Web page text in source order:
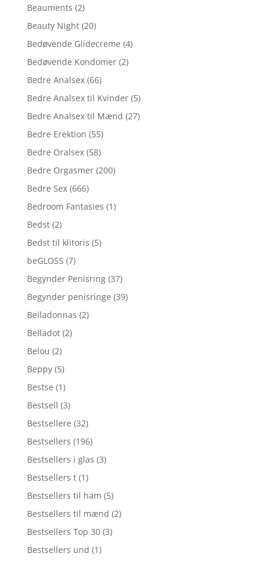
Beauments (2)
Beauty Night (20)
Bedøvende Glidecreme (4)
Bedøvende Kondomer (2)
Bedre Analsex (66)
Bedre Analsex til Kvinder (5)
Bedre Analsex til Mænd (27)
Bedre Erektion (55)
Bedre Oralsex (58)
Bedre Orgasmer (200)
Bedre Sex (666)
Bedroom Fantasies (1)
Bedst (2)
Bedst til klitoris (5)
beGLOSS (7)
Begynder Penisring (37)
Begynder penisringe (39)
Belladonnas (2)
Belladot (2)
Belou (2)
Beppy (5)
Bestse (1)
Bestsell (3)
Bestsellere (32)
Bestsellers (196)
Bestsellers i glas (3)
Bestsellers t (1)
Bestsellers til ham (5)
Bestsellers til mænd (2)
Bestsellers Top 30 (3)
Bestsellers und (1)